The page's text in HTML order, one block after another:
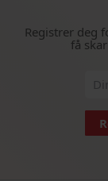
Registrer deg
få